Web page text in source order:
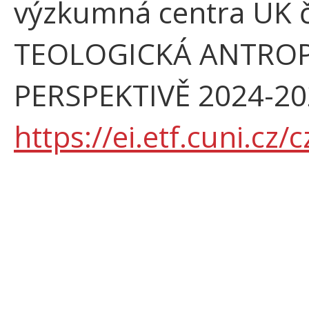
výzkumná centra UK
TEOLOGICKÁ
PERSPEKTIVĚ 2024-
https://ei.etf.cuni.cz/